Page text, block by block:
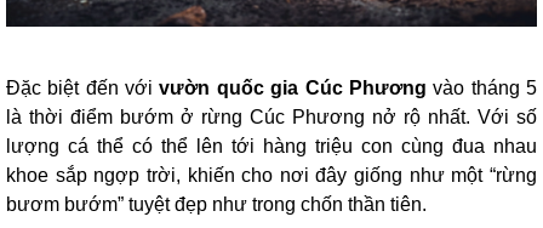
Đặc biệt đến vớivườn quốc gia Cúc Phương vào tháng 5
là thời điểm bướm ở rừng Cúc Phương nở rộ nhất. Với số
lượng cá thể có thể lên tới hàng triệu con cùng đua nhau
khoe sắp ngợp trời, khiến cho nơi đây giống như một “rừng
bươm bướm” tuyệt đẹp như trong chốn thần tiên.